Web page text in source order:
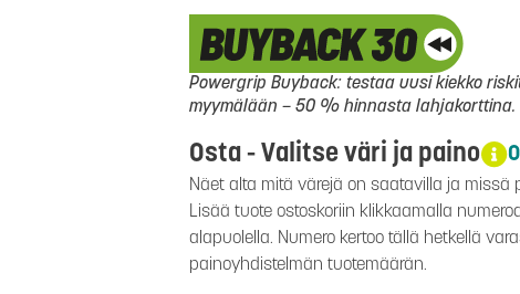
Powergrip Buyback: testaa uusi kiekko
myymälään – 50 % hinnasta lahjakorttina.
Osta - Valitse väri ja paino
Näet alta mitä värejä on saatavilla ja missä
Lisää tuote ostoskoriin klikkaamalla
alapuolella. Numero kertoo tällä hetkellä
painoyhdistelmän tuotemäärän.